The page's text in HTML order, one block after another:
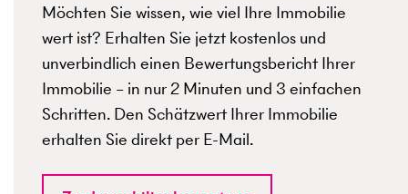
Möchten Sie wissen, wie viel Ihre Immobilie
wert ist? Erhalten Sie jetzt kostenlos und
unverbindlich einen Bewertungsbericht Ihrer
Immobilie – in nur 2 Minuten und 3 einfachen
Schritten. Den Schätzwert Ihrer Immobilie
erhalten Sie direkt per E-Mail.